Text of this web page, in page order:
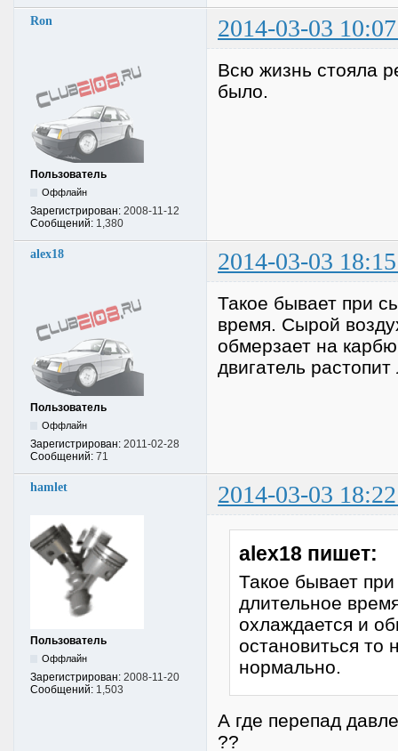
Ron 2014-03-03
Пользователь
Оффлайн
Зарегистрирован: 2008-11-12
Сообщений: 1,380
Всю жизнь стояла
было.
alex18 2014-03-03
Пользователь
Оффлайн
Зарегистрирован: 2011-02-28
Сообщений: 71
Такое бывает при
время. Сырой
обмерзает на
двигатель
hamlet 2014-03-03
Пользователь
Оффлайн
Зарегистрирован: 2008-11-20
Сообщений: 1,503
alex18 пишет:
Такое бывает
длительное
охлаждается и
остановиться то
нормально.
А где перепад
??